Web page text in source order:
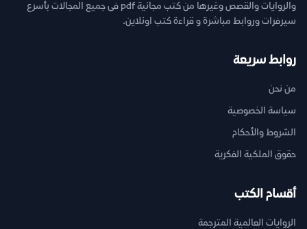
والروايات والقصص وغيرها من كتب مجانية pdf فى جميع المجالات بأسرع
سيرفرات وروابط مباشرة و قراءة كتب اونلاين.
روابط سريعة
من نحن
سياسة الخصوصية
الشروط والأحكام
حقوق الملكية الفكرية
أقسام الكتب
الروايات العالمية المترجمة